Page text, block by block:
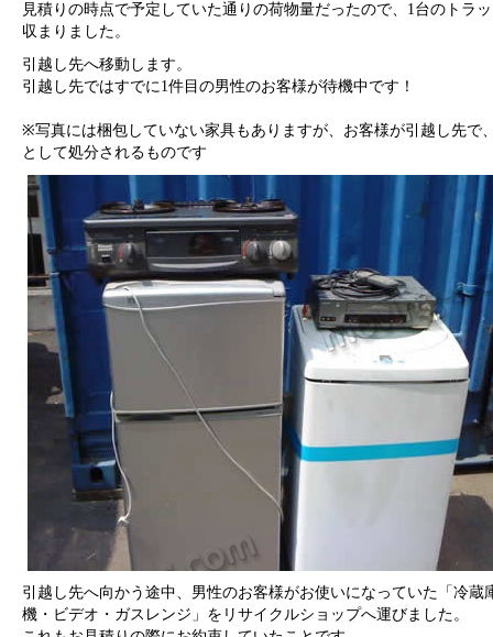
見積りの時点で予定していた通りの荷物量だったので、1台のトラ
収まりました。
引越し先へ移動します。
引越し先ではすでに1件目の男性のお客様が待機中です！
※写真には梱包していない家具もありますが、お客様が引越し先で
として処分されるものです
引越し先へ向かう途中、男性のお客様がお使いになっていた「冷蔵
機・ビデオ・ガスレンジ」をリサイクルショップへ運びました。